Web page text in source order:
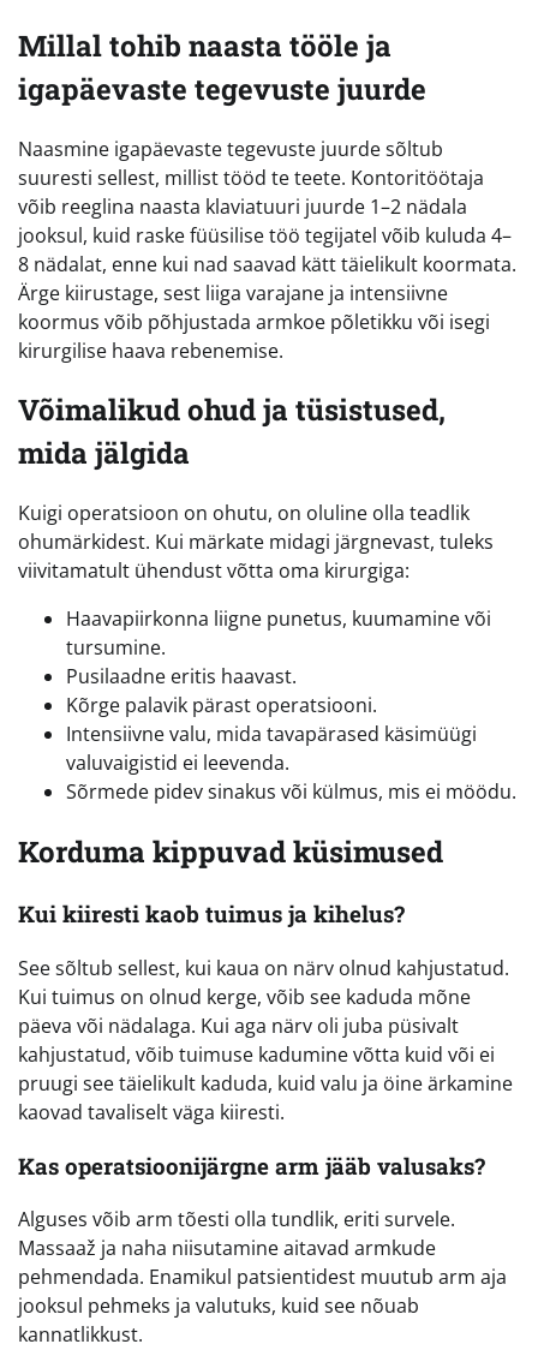
Millal tohib naasta tööle ja
igapäevaste tegevuste juurde
Naasmine igapäevaste tegevuste juurde sõltub
suuresti sellest, millist tööd te teete. Kontoritöötaja
võib reeglina naasta klaviatuuri juurde 1–2 nädala
jooksul, kuid raske füüsilise töö tegijatel võib kuluda 4–
8 nädalat, enne kui nad saavad kätt täielikult koormata.
Ärge kiirustage, sest liiga varajane ja intensiivne
koormus võib põhjustada armkoe põletikku või isegi
kirurgilise haava rebenemise.
Võimalikud ohud ja tüsistused,
mida jälgida
Kuigi operatsioon on ohutu, on oluline olla teadlik
ohumärkidest. Kui märkate midagi järgnevast, tuleks
viivitamatult ühendust võtta oma kirurgiga:
Haavapiirkonna liigne punetus, kuumamine või
tursumine.
Pusilaadne eritis haavast.
Kõrge palavik pärast operatsiooni.
Intensiivne valu, mida tavapärased käsimüügi
valuvaigistid ei leevenda.
Sõrmede pidev sinakus või külmus, mis ei möödu.
Korduma kippuvad küsimused
Kui kiiresti kaob tuimus ja kihelus?
See sõltub sellest, kui kaua on närv olnud kahjustatud.
Kui tuimus on olnud kerge, võib see kaduda mõne
päeva või nädalaga. Kui aga närv oli juba püsivalt
kahjustatud, võib tuimuse kadumine võtta kuid või ei
pruugi see täielikult kaduda, kuid valu ja öine ärkamine
kaovad tavaliselt väga kiiresti.
Kas operatsioonijärgne arm jääb valusaks?
Alguses võib arm tõesti olla tundlik, eriti survele.
Massaaž ja naha niisutamine aitavad armkude
pehmendada. Enamikul patsientidest muutub arm aja
jooksul pehmeks ja valutuks, kuid see nõuab
kannatlikkust.